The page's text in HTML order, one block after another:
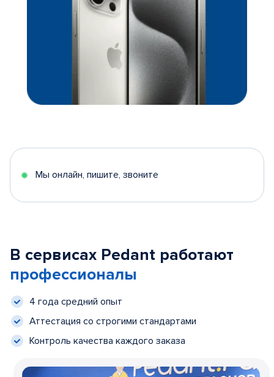
Мы онлайн, пишите, звоните
В сервисах Pedant работают
профессионалы
4 года средний опыт
Аттестация со строгими стандартами
Контроль качества каждого заказа